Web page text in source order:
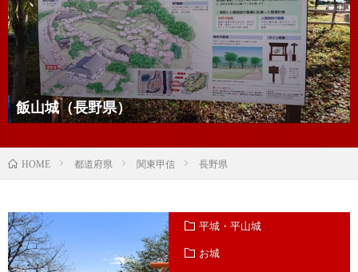
飯山城（長野県）
HOME 都道府県 関東甲信 長野県
平城・平山城
お城